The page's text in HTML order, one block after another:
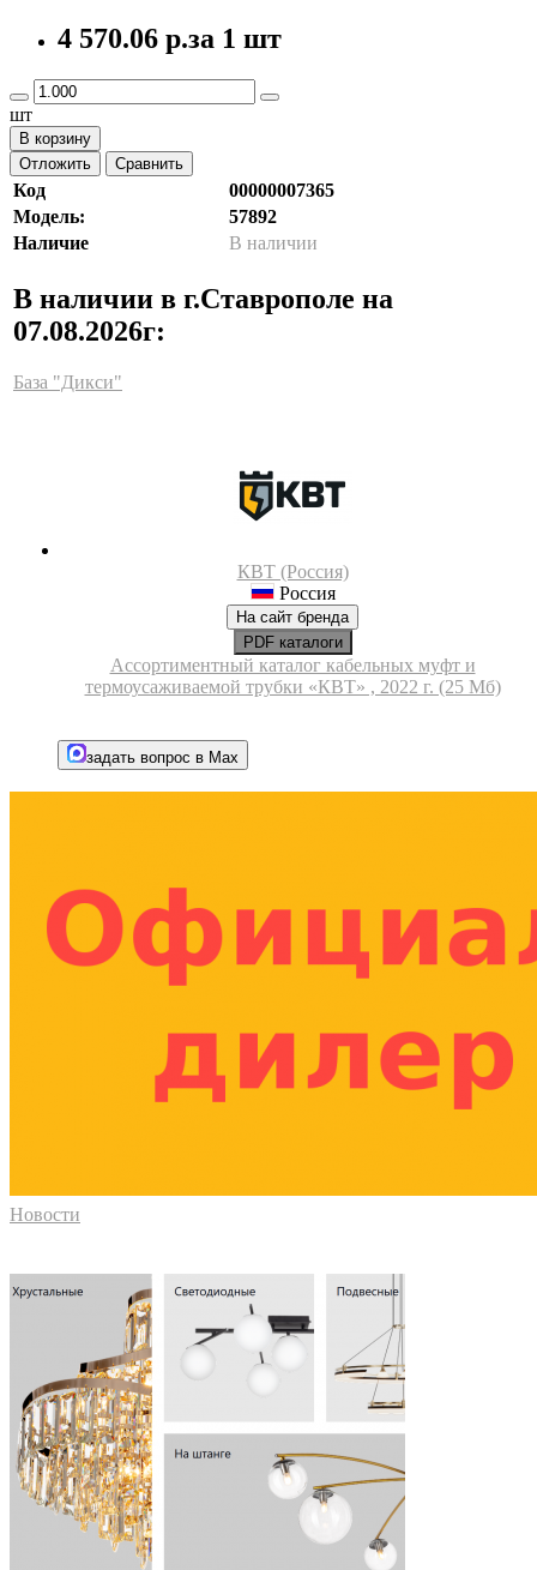
4 570.06 р.за 1 шт
шт
В корзину
Отложить
Сравнить
Код
00000007365
Модель:
57892
Наличие
В наличии
В наличии в г.Ставрополе на
07.08.2026г:
База "Дикси"
КВТ (Россия)
Россия
На сайт бренда
PDF каталоги
Ассортиментный каталог кабельных муфт и
термоусаживаемой трубки «КВТ» , 2022 г. (25 Мб)
задать вопрос в Max
Новости